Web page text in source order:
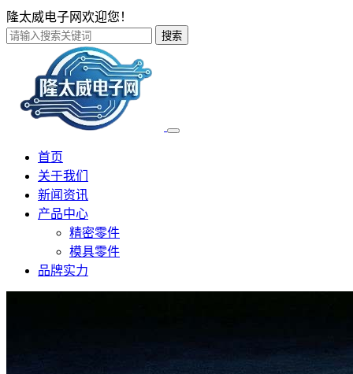
隆太威电子网欢迎您！
搜索
首页
关于我们
新闻资讯
产品中心
精密零件
模具零件
品牌实力